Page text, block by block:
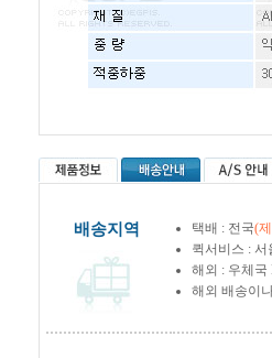
배송지역 택배 : 전국(
퀵서비스 :
해외 : 우체국
해외 배송이